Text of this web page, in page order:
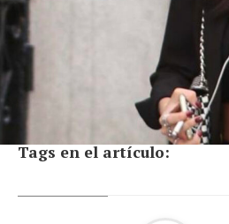
Tags en el artículo: